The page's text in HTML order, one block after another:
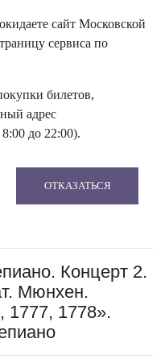
сайт Московской
сервиса по
билетов,
адрес
до 22:00).
ОТКАЗАТЬСЯ
Концерт 2.
Мюнхен.
1777, 1778».